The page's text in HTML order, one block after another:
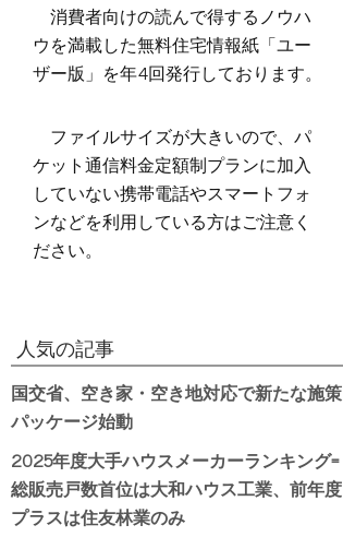
消費者向けの読んで得するノウハ
ウを満載した無料住宅情報紙「ユー
ザー版」を年4回発行しております。
ファイルサイズが大きいので、パ
ケット通信料金定額制プランに加入
していない携帯電話やスマートフォ
ンなどを利用している方はご注意く
ださい。
人気の記事
国交省、空き家・空き地対応で新たな施策
パッケージ始動
2025年度大手ハウスメーカーランキング=
総販売戸数首位は大和ハウス工業、前年度
プラスは住友林業のみ